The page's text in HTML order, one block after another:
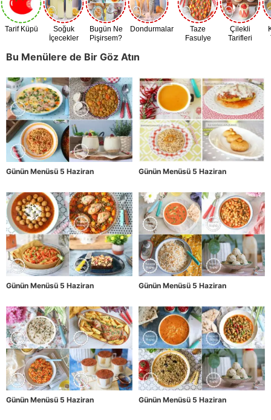
Tarif Küpü
Soğuk
İçecekler
Bugün Ne
Pişirsem?
Dondurmalar
Taze
Fasulye
Çilekli
Tarifleri
Bu Menülere de Bir Göz Atın
Günün Menüsü 5 Haziran Günün Menüsü 5 Haziran
Günün Menüsü 5 Haziran Günün Menüsü 5 Haziran
Günün Menüsü 5 Haziran Günün Menüsü 5 Haziran